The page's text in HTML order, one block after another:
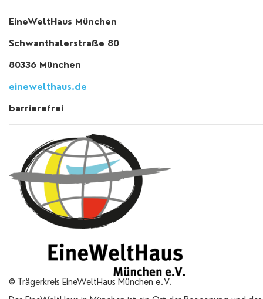
EineWeltHaus München
Schwanthalerstraße 80
80336 München
einewelthaus.de
barrierefrei
© Trägerkreis EineWeltHaus München e.V.